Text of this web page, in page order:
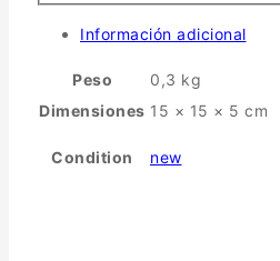
Información adicional
Peso
0,3 kg
Dimensiones 15 × 15 × 5 cm
Condition new